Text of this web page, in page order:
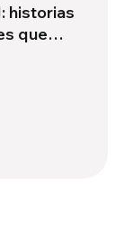
historias
que